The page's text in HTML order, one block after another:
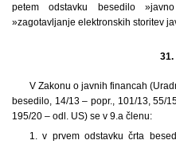
petem odstavku besedilo
»zagotavljanje elektronskih storitev
31.
V Zakonu o javnih financah
besedilo, 14/13 – popr., 101/13, 55/
195/20 – odl. US) se v 9.a členu:
1. v prvem odstavku črta